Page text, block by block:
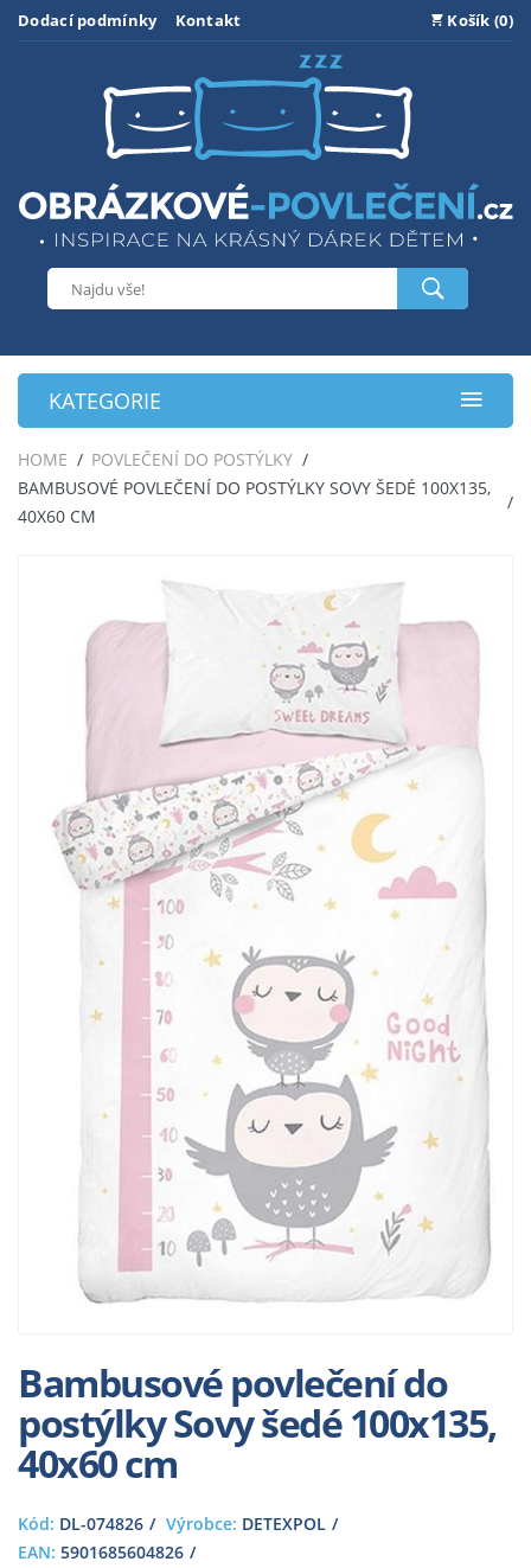
Dodací podmínky Kontakt Košík (0)
KATEGORIE
HOME
POVLEČENÍ DO POSTÝLKY
BAMBUSOVÉ POVLEČENÍ DO POSTÝLKY SOVY ŠEDÉ 100X135,
40X60 CM
Bambusové povlečení do
postýlky Sovy šedé 100x135,
40x60 cm
Kód: DL-074826 Výrobce: DETEXPOL
EAN: 5901685604826